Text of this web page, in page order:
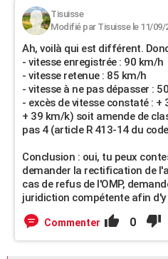
Tisuisse
Modifié par Tisuisse le 11/09/
Ah, voilà qui est différent.
- vitesse enregistrée : 90 km/h
- vitesse retenue : 85 km/h
- vitesse à ne pas dépasser :
- excès de vitesse constaté :
+ 39 km/k) soit amende de
pas 4 (article R 413-14 du
Conclusion : oui, tu peux
demander la rectification de
cas de refus de l'OMP,
juridiction compétente afin
Commenter 0